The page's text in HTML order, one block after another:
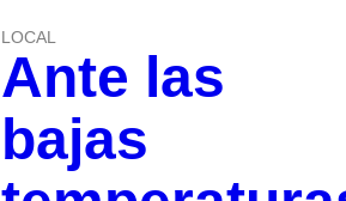
LOCAL
Ante las
bajas